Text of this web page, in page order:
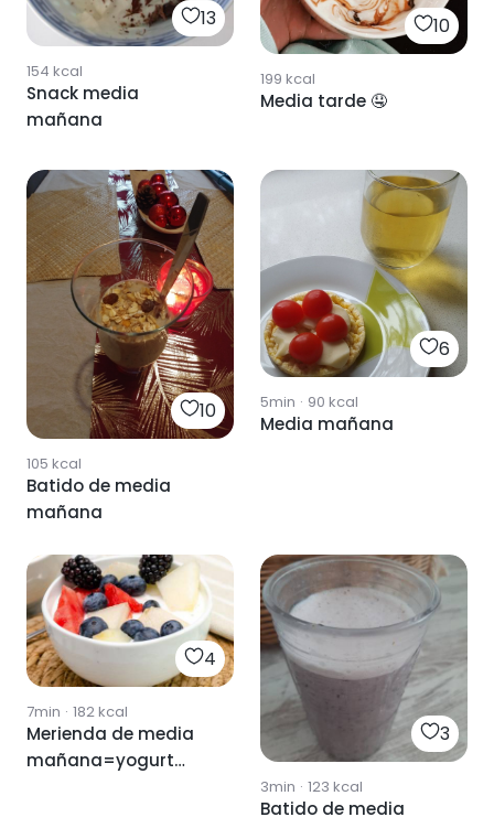
13
154 kcal
Snack media
mañana
10
199 kcal
Media tarde 🤤
10
105 kcal
Batido de media
mañana
6
5min · 90 kcal
Media mañana
4
7min · 182kcal
Merienda de media
mañana=yogurt
3
3min · 123 kcal
Batido de media